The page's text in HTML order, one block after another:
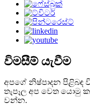
විමසීම් යැවීම
අපගේ නිෂ්පාදන පිළිබඳ
තැපෑල අප වෙත යොමු
වන්න.